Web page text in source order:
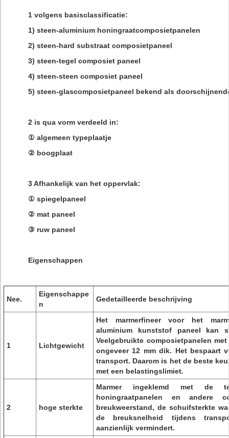
1 volgens basisclassificatie:
1) steen-aluminium honingraatcomposietpanelen
2) steen-hard substraat composietpaneel
3) steen-tegel composiet paneel
4) steen-steen composiet paneel
5) steen-glascomposietpaneel bekend als
2 is qua vorm verdeeld in:
① algemeen typeplaatje
② boogplaat
3 Afhankelijk van het oppervlak:
① spiegelpaneel
② mat paneel
③ ruw paneel
Eigenschappen
Nee.
Eigenschappe
n
Gedetailleerde beschrijving
1 Lichtgewicht
Het marmerfineer voor het
aluminium kunststof paneel
Veelgebruikte composietpanelen
ongeveer 12 mm dik. Het bespaart
transport. Daarom is het de beste
met een belastingslimiet.
2 hoge sterkte
Marmer ingeklemd met de
honingraatpanelen en andere
breukweerstand, de schuifsterkte
de breuksnelheid tijdens
aanzienlijk vermindert.